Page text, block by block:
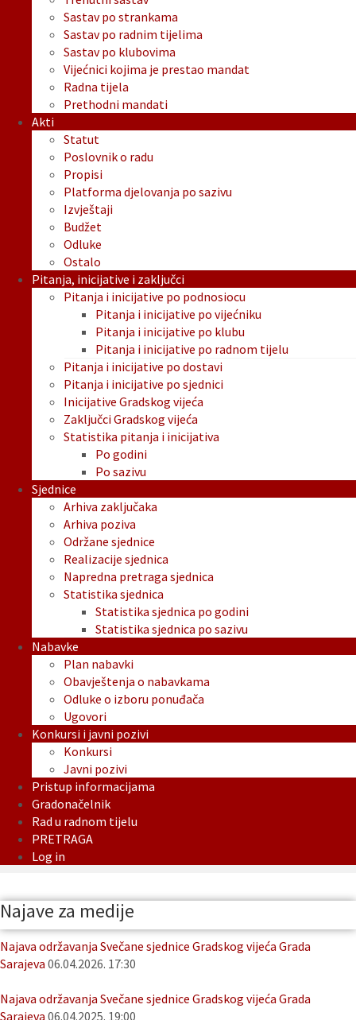
Sastav po strankama
Sastav po radnim tijelima
Sastav po klubovima
Vijećnici kojima je prestao mandat
Radna tijela
Prethodni mandati
Akti
Statut
Poslovnik o radu
Propisi
Platforma djelovanja po sazivu
Izvještaji
Budžet
Odluke
Ostalo
Pitanja, inicijative i zaključci
Pitanja i inicijative po podnosiocu
Pitanja i inicijative po vijećniku
Pitanja i inicijative po klubu
Pitanja i inicijative po radnom tijelu
Pitanja i inicijative po dostavi
Pitanja i inicijative po sjednici
Inicijative Gradskog vijeća
Zaključci Gradskog vijeća
Statistika pitanja i inicijativa
Po godini
Po sazivu
Sjednice
Arhiva zaključaka
Arhiva poziva
Održane sjednice
Realizacije sjednica
Napredna pretraga sjednica
Statistika sjednica
Statistika sjednica po godini
Statistika sjednica po sazivu
Nabavke
Plan nabavki
Obavještenja o nabavkama
Odluke o izboru ponuđača
Ugovori
Konkursi i javni pozivi
Konkursi
Javni pozivi
Pristup informacijama
Gradonačelnik
Rad u radnom tijelu
PRETRAGA
Log in
Najave za medije
Najava održavanja Svečane sjednice Gradskog vijeća Grada
Sarajeva 06.04.2026. 17:30
Najava održavanja Svečane sjednice Gradskog vijeća Grada
Sarajeva 06.04.2025. 19:00